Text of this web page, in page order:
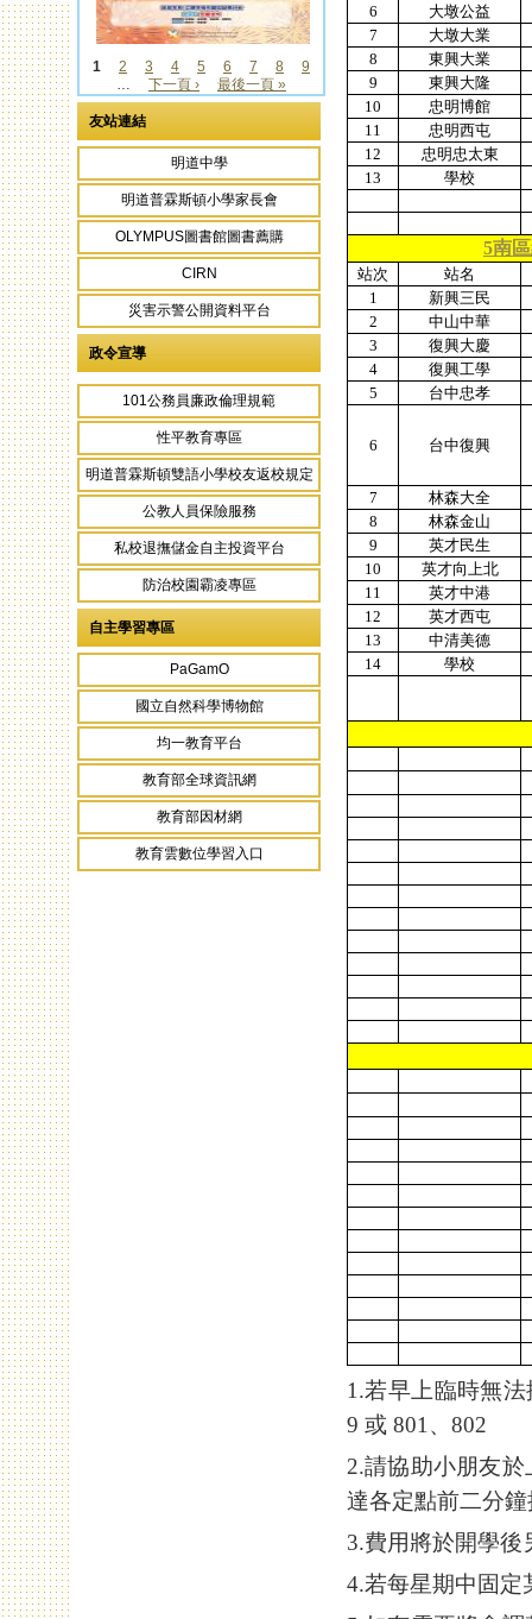
頁面
1 2 3 4 5 6 7 8
9
…
下一頁 › 最後一頁 »
友站連結
明道中學
明道普霖斯頓小學家長會
OLYMPUS圖書館圖書薦購
CIRN
災害示警公開資料平台
政令宣導
101公務員廉政倫理規範
性平教育專區
明道普霖斯頓雙語小學校友返校規定
公教人員保險服務
私校退撫儲金自主投資平台
防治校園霸凌專區
自主學習專區
PaGamO
國立自然科學博物館
均一教育平台
教育部全球資訊網
教育部因材網
教育雲數位學習入口
6
大墩公益
7
大墩大業
8
東興大業
9
東興大隆
10
忠明博館
11
忠明西屯
12
忠明忠太東
13
學校
5南
站次 站名
1
新興三民
2
中山中華
3
復興大慶
4
復興工學
5
台中忠孝
6 台中復興
7
林森大全
8
林森金山
9
英才民生
10
英才向上北
11
英才中港
12
英才西屯
13
中清美德
14
學校
1.若早上臨時無
9 或 801、802
2.請協助小朋友
達各定點前二分
3.費用將於開學後
4.若每星期中固定